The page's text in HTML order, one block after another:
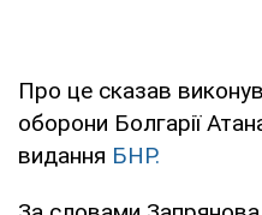
Про це сказав
оборони Болгарії
видання БНР.